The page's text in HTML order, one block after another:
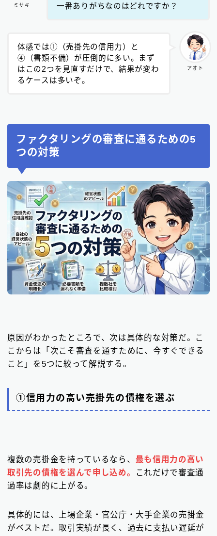
ミサキ
一番ありがちなのはどれですか？
アオト
体感では①（売掛先の信用力）と
④（書類不備）が圧倒的に多い。まず
はこの2つを見直すだけで、結果が変わ
るケースは多いぞ。
ファクタリングの審査に通るための5
つの対策
原因がわかったところで、次は具体的な対策だ。こ
こからは「次こそ審査を通すために、今すぐできる
こと」を5つに絞って解説する。
①信用力の高い売掛先の債権を選ぶ
複数の売掛金を持っているなら、 最も信用力の高い
取引先の債権を選んで申し込め。
これだけで審査通
過率は劇的に上がる。
具体的には、上場企業・官公庁・大手企業の売掛金
がベストだ。取引実績が長く、過去に支払い遅延が